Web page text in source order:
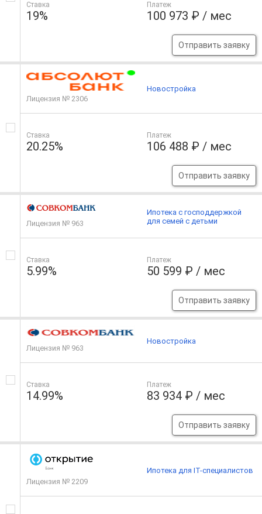
Ставка
19%
Платеж
100 973 ₽ / мес
Отправить заявку
Лицензия № 2306
Ставка
20.25%
Платеж
106 488 ₽ / мес
Отправить заявку
Новостройка
Лицензия № 963
Ставка
5.99%
Платеж
50 599 ₽ / мес
Отправить заявку
Ипотека с господдержкой
для семей с детьми
Лицензия № 963
Ставка
14.99%
Платеж
83 934 ₽ / мес
Отправить заявку
Новостройка
Лицензия № 2209
Ипотека для IT-специалистов